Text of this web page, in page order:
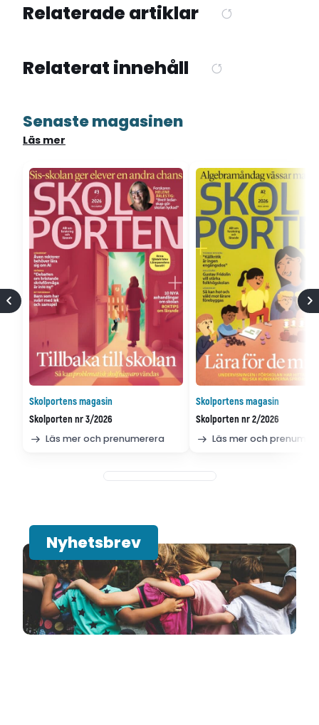
Relaterade artiklar
Relaterat innehåll
Senaste magasinen
Läs mer
Skolportens magasin
Skolporten nr 3/2026
Läs mer och prenumerera
Skolportens magasin
Skolporten nr 2/2026
Läs mer och
Nyhetsbrev